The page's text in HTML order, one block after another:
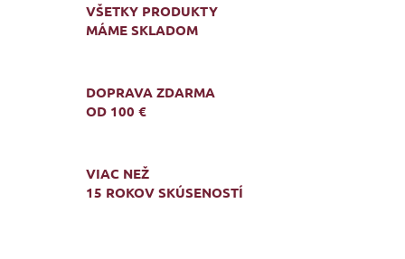
VŠETKY PRODUKTY
MÁME SKLADOM
DOPRAVA ZDARMA
OD 100 €
VIAC NEŽ
15 ROKOV SKÚSENOSTÍ